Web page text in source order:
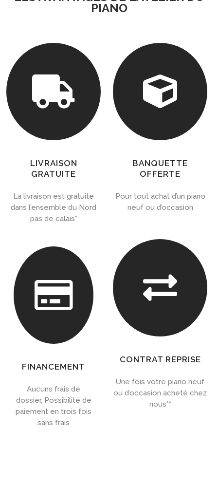
PIANO

LIVRAISON
GRATUITE
La livraison est gratuite
dans l’ensemble du Nord
pas de calais*

BANQUETTE
OFFERTE
Pour tout achat d’un piano
neuf ou d’occasion

FINANCEMENT
Aucuns frais de
dossier, Possibilité de
paiement en trois fois
sans frais

CONTRAT REPRISE
Une fois votre piano neuf
ou d’occasion acheté chez
nous**